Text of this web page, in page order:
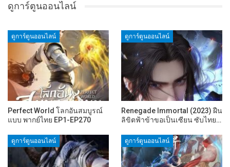
ดูการ์ตูนออนไลน์
ดูการ์ตูนออนไลน์
Perfect World โลกอันสมบูรณ์
แบบ พากย์ไทย EP1-EP270
ดูการ์ตูนออนไลน์
Renegade Immortal (2023) ฝืน
ลิขิตฟ้าข้าขอเป็นเซียน ซับไทย…
ดูการ์ตูนออนไลน์ ดูการ์ตูนออนไลน์